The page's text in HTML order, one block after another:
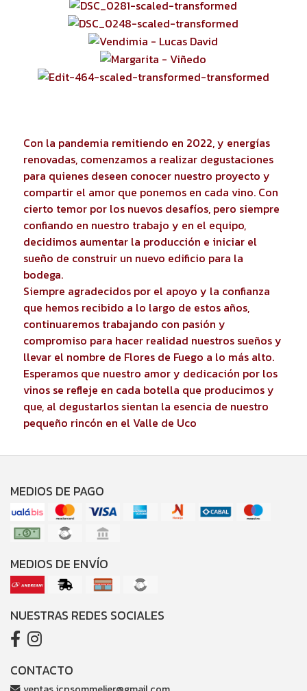
Con la pandemia remitiendo en 2022, y energías
renovadas, comenzamos a realizar degustaciones
para quienes deseen conocer nuestro proyecto y
compartir el amor que ponemos en cada vino. Con
cierto temor por los nuevos desafíos, pero siempre
confiando en nuestro trabajo y en el equipo,
decidimos aumentar la producción e iniciar el
sueño de construir un nuevo edificio para la
bodega.
Siempre agradecidos por el apoyo y la confianza
que hemos recibido a lo largo de estos años,
continuaremos trabajando con pasión y
compromiso para hacer realidad nuestros sueños y
llevar el nombre de Flores de Fuego a lo más alto.
Esperamos que nuestro amor y dedicación por los
vinos se refleje en cada botella que producimos y
que, al degustarlos sientan la esencia de nuestro
pequeño rincón en el Valle de Uco
MEDIOS DE PAGO
MEDIOS DE ENVÍO
NUESTRAS REDES SOCIALES
CONTACTO